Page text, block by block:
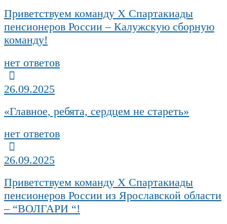
Приветствуем команду X Спартакиады
пенсионеров России – Калужскую сборную
команду!
нет ответов
26.09.2025
«Главное, ребята, сердцем не стареть»
нет ответов
26.09.2025
Приветствуем команду X Спартакиады
пенсионеров России из Ярославской области
– “ВОЛГАРИ “!